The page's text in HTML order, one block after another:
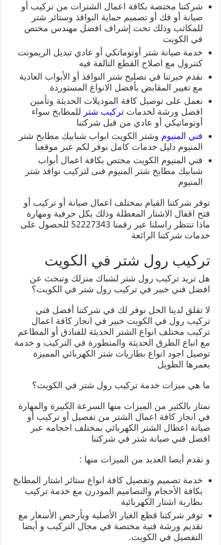
شركتنا مختصة بكافة اعمال الشترات من تركيب أو
صيانة أو فك أو تصميم حماية النوافذ وستائر شتر
للمكاتب وذلك تحت إشراف افضل مهندس مختص
في الكويت
خدمة صيانة شتر أوتوماتكي أو عادي تبديل الريمونت
كنترول مع اصلاح القطع التالفة فيه
نقدم خبرتنا في تصليح شتر النوافذ أو الأبواب العادية
مع تغيير المقابض بأفضل الانواع المستوردة
نعمل على توصيل كافة الموديلات الحديثة وتأمين
افضل ورشة لخدماتتركيب شتر للمطابخ سواء
أوتوماتيكي أو عادي من قبل شركتنا
فني المنيوم وشتر الكويت ابواب شبابيك مطابخ شتر
المنيوم دليل خدمات كامل نوفر لكم عبر موقعنا
فني المنيوم الكويت مختص بكافة اعمال أبواب
شبابيك مطابخ شتر المنيوم فنى لتركيب نوافذ شتر
المنيوم
توفر شركتنا القيام بمختلف اعمال صيانة أو تركيب أو
فتح اقفال الاشتار المعطلة وذلك بكل حرفية ومهارة
ماذا تنتظر راسلنا عبر رقمنا 52227343 للحصول على
خدمات شركتنا الرائعة
تركيب رول شتر في الكويت
هل تريد تركيب رول شتر لشباك منزلك وتبحث عن
افضل فني خبير في تركيب رول شتر في الكويت؟
لا تقلق لدينا الحل نوفر لك في شركتنا أفضل فني
تركيب رول في الكويت خبير في انجاز كافة اعمال
تركيب مختلف انواع الشتر الحديثة للفنادق أو المطاعم
مع اتباع الطرق الحديثة والمتطورة في التركيب و خدمة
توصيل اجود انواع بطاريات شتر الكهربائي المميزة
بعمرها الطويل
ما هي ميزات خدمة تركيب رول شتر في الكويت؟
نمتاز بالكثير من الميزات منها السرعة الكبيرة والمهارة
في انجاز كافة اعمال الشتر من تفصيل أو تركيب أو
صيانة اعطال الشتر الكهربائي بمختلف احجامه عبر
افضل فني صيانة شتر في شركتنا
و نقدم أيضا العديد من الميزات منها :
خدمة تصميم وتفصيل كافة انواع ستائر اشتار المطابخ
بكافة الأحجام والتصاميم المودرن مع خدمة تركيب
بطارية اشتار الكهربائية
توفر شركتنا قطع الغيار الأصلية وبأرخص الأسعار مع
تقديم ورشة فنية مختصة في مجال التركيب و أيضا
التفصيل في الكويت.